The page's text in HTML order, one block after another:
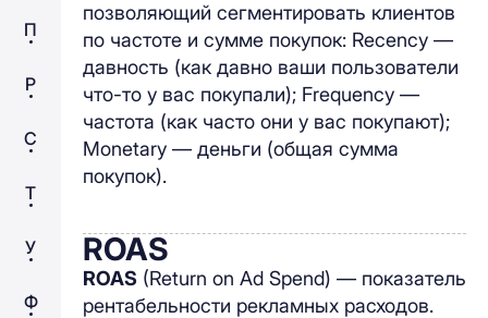
П
Р
С
Т
У
Ф
позволяющий сегментировать клиентов
по частоте и сумме покупок: Recency —
давность (как давно ваши пользователи
что-то у вас покупали); Frequency —
частота (как часто они у вас покупают);
Monetary — деньги (общая сумма
покупок).
ROAS
ROAS (Return on Ad Spend) — показатель
рентабельности рекламных расходов.